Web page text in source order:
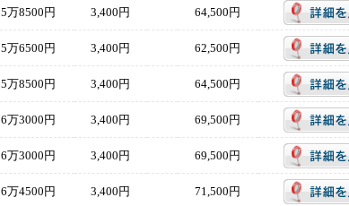
5万8500円 3,400円 64,500円
5万6500円 3,400円 62,500円
5万8500円 3,400円 64,500円
6万3000円 3,400円 69,500円
6万3000円 3,400円 69,500円
6万4500円 3,400円 71,500円